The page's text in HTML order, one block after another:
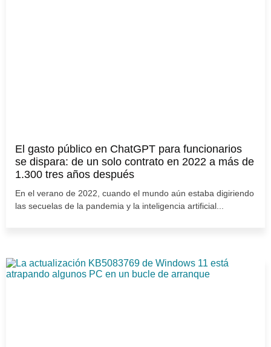
El gasto público en ChatGPT para funcionarios
se dispara: de un solo contrato en 2022 a más de
1.300 tres años después
En el verano de 2022, cuando el mundo aún estaba digiriendo
las secuelas de la pandemia y la inteligencia artificial...